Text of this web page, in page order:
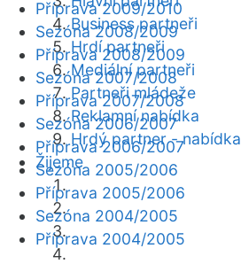
Business partneři
Hrdí partneři
Mediální partneři
Partneři mládeže
Reklamní nabídka
Hrdý partner - nabídka
Žijeme
Příprava 2009/2010
Sezóna 2008/2009
Příprava 2008/2009
Sezóna 2007/2008
Příprava 2007/2008
Sezóna 2006/2007
Příprava 2006/2007
Sezóna 2005/2006
Příprava 2005/2006
Sezóna 2004/2005
Příprava 2004/2005